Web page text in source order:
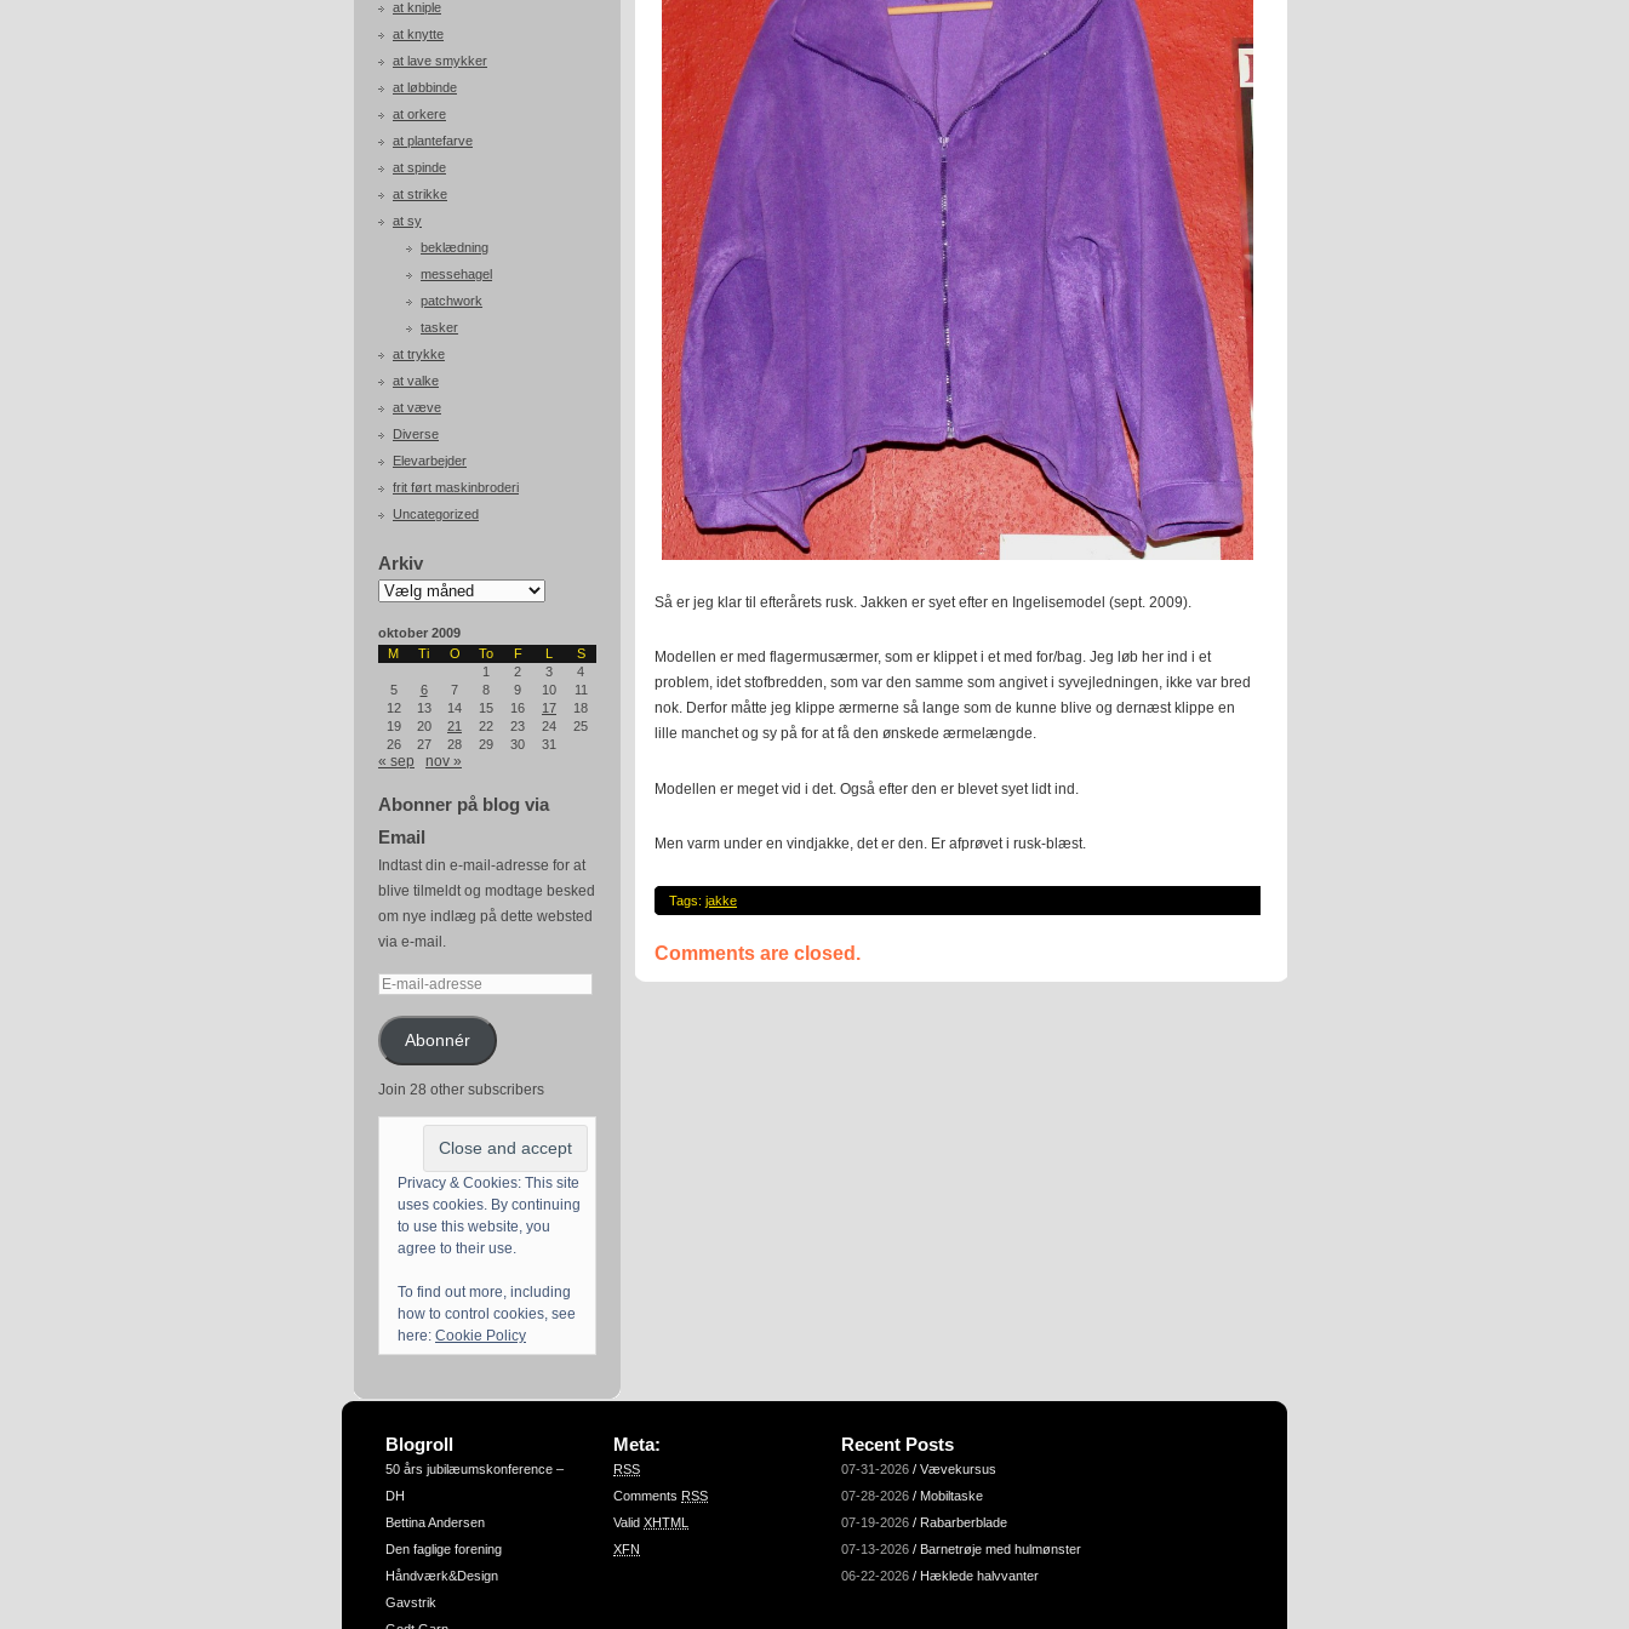
at kniple
at knytte
at lave smykker
at løbbinde
at orkere
at plantefarve
at spinde
at strikke
at sy
beklædning
messehagel
patchwork
tasker
at trykke
at valke
at væve
Diverse
Elevarbejder
frit ført maskinbroderi
Uncategorized
Arkiv
Arkiv
oktober 2009
M
Ti O To F L
S
1
2 3
4
5
6 7 8 9 10
11
12
13 14 15 16 17
18
19
20 21 22 23 24
25
26
27 28 29 30 31
« sep nov »
Abonner på blog via
Email
Indtast din e-mail-adresse for at
blive tilmeldt og modtage besked
om nye indlæg på dette websted
via e-mail.
E-
adresseAbonnér
Join 28 other subscribers
Privacy & Cookies: This site
uses cookies. By continuing
to use this website, you
agree to their use.
To find out more, including
how to control cookies, see
here: Cookie Policy
Så er jeg klar til efterårets rusk. Jakken er syet efter en Ingelisemodel (sept. 2009).
Modellen er med flagermusærmer, som er klippet i et med for/bag. Jeg løb her ind i et
problem, idet stofbredden, som var den samme som angivet i syvejledningen, ikke var bred
nok. Derfor måtte jeg klippe ærmerne så lange som de kunne blive og dernæst klippe en
lille manchet og sy på for at få den ønskede ærmelængde.
Modellen er meget vid i det. Også efter den er blevet syet lidt ind.
Men varm under en vindjakke, det er den. Er afprøvet i rusk-blæst.
Tags: jakke
Comments are closed.
Blogroll
50 års jubilæumskonference –
DH
Bettina Andersen
Den faglige forening
Håndværk&Design
Gavstrik
Meta:
RSS
Comments RSS
Valid XHTML
XFN
Recent Posts
07-31-2026 / Vævekursus
07-28-2026 / Mobiltaske
07-19-2026 / Rabarberblade
07-13-2026 / Barnetrøje med hulmønster
06-22-2026 / Hæklede halvvanter